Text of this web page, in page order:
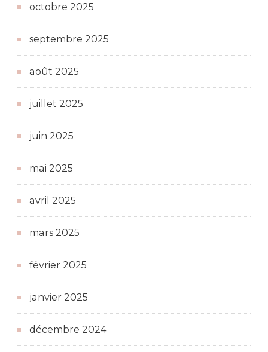
octobre 2025
septembre 2025
août 2025
juillet 2025
juin 2025
mai 2025
avril 2025
mars 2025
février 2025
janvier 2025
décembre 2024